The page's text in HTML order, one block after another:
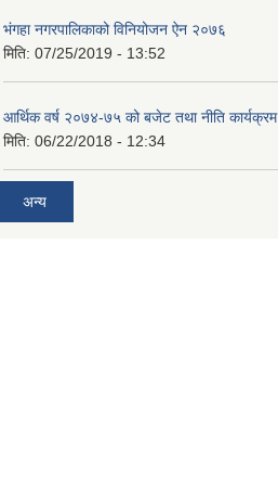
भंगहा नगरपालिकाको विनियोजन ऐन २०७६
मिति: 07/25/2019 - 13:52
आर्थिक वर्ष २०७४-७५ को बजेट तथा नीति कार्यक्रम
मिति: 06/22/2018 - 12:34
अन्य